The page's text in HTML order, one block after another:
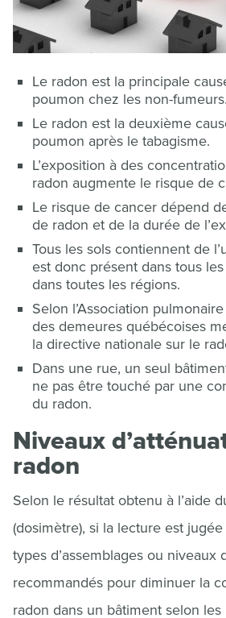
Le radon est la principale
poumon chez les non-fumeurs.
Le radon est la deuxième
poumon après le tabagisme.
L’exposition à des
radon augmente le risque de
Le risque de cancer dépend
de radon et de la durée de
Tous les sols contiennent de
est donc présent dans tous
dans toutes les régions.
Selon l’Association
des demeures québécoises
la directive nationale sur le
Dans une rue, un seul
ne pas être touché par une
du radon.
Niveaux
radon
Selon le résultat obtenu à l’aide
(dosimètre), si la lecture est
types d’assemblages ou niveaux
recommandés pour diminuer la
radon dans un bâtiment selon les